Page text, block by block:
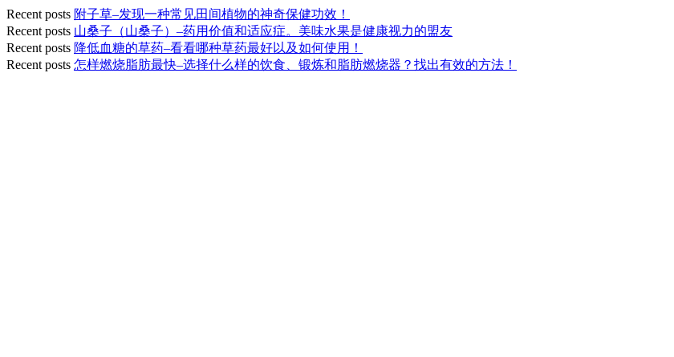
Recent posts 附子草–发现一种常见田间植物的神奇保健功效！
Recent posts 山桑子（山桑子）–药用价值和适应症。美味水果是健康视力的盟友
Recent posts 降低血糖的草药–看看哪种草药最好以及如何使用！
Recent posts 怎样燃烧脂肪最快–选择什么样的饮食、锻炼和脂肪燃烧器？找出有效的方法！